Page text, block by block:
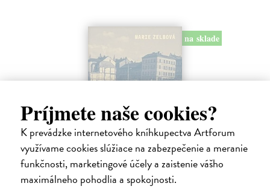
Príjmete naše cookies?
K prevádzke internetového kníhkupectva Artforum
využívame cookies slúžiace na zabezpečenie a meranie
funkčnosti, marketingové účely a zaistenie vášho
maximálneho pohodlia a spokojnosti.
na sklade
Táňa / Praha 3 / Žižkov